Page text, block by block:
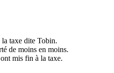
la taxe dite Tobin.
de moins en moins.
mis fin à la taxe.